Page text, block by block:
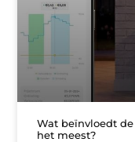
Wat beïnvloedt
het meest?